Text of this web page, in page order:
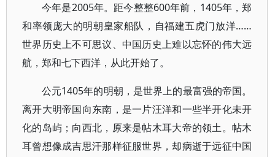
今年是2005年。距今整整600年前，1405年，郑
和率领庞大的明朝皇家船队，自福建五虎门放洋……
世界历史上不可思议、中国历史上难以忘怀的伟大远
航，郑和七下西洋，从此开始了。
公元1405年的明朝，是世界上的最富强的帝国。
离开大明帝国向东南，是一片汪洋和一些半开化未开
化的岛屿；向西北，原来是帖木耳大帝的领土。帖木
耳曾想像成吉思汗那样征服世界，却病逝于远征中国